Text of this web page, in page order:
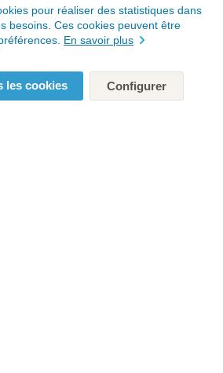
pour réaliser des statistiques dans
besoins. Ces cookies peuvent être
En savoir plus
les cookies Configurer